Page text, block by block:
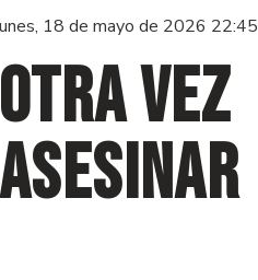
18 de mayo de 2026 22:45
vez